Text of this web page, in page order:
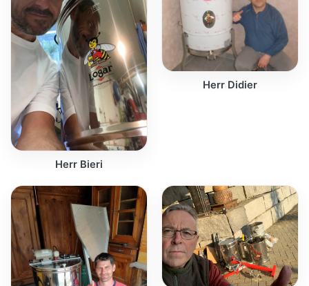
Herr Bieri
Herr Didier